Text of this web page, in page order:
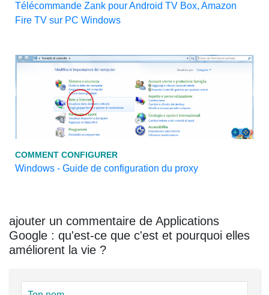
Télécommande Zank pour Android TV Box, Amazon
Fire TV sur PC Windows
COMMENT CONFIGURER
Windows - Guide de configuration du proxy
ajouter un commentaire de Applications
Google : qu'est-ce que c'est et pourquoi elles
améliorent la vie ?